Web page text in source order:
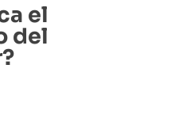
el
del